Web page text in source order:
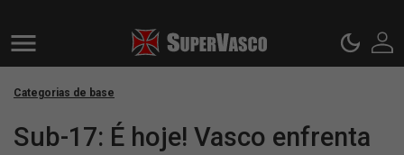
Categorias de base
Sub-17: É hoje! Vasco enfrenta